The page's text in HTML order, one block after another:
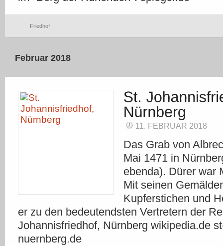
Friedhof
Februar 2018
11. FEBRUAR 2018
Das Grab von
Mai 1471 in
ebenda). Dürer war
Mit seinen
Kupferstichen und
er zu den bedeutendsten Vertretern der
Johannisfriedhof, Nürnberg wikipedia.de
nuernberg.de